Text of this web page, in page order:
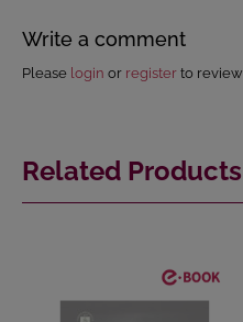
Write a comment
Please login or register to review
Related Products